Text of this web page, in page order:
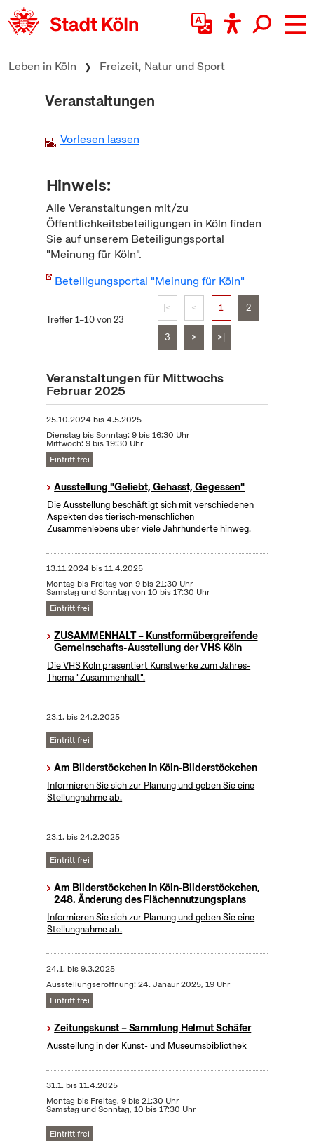
zum Inhalt springen
Leben in Köln Freizeit, Natur und Sport
Veranstaltungen
Vorlesen lassen
Hinweis:
Alle Veranstaltungen mit/zu
Öffentlichkeitsbeteiligungen in Köln finden
Sie auf unserem Beteiligungsportal
"Meinung für Köln".
Beteiligungsportal "Meinung für Köln"
Treffer 1–10 von 23
|< < 1 2
3 > >|
Veranstaltungen für Mittwochs
Februar 2025
25.10.2024 bis4.5.2025
Dienstag bis Sonntag: 9 bis 16:30 Uhr
Mittwoch: 9 bis 19:30 Uhr
Eintritt frei
Ausstellung "Geliebt, Gehasst, Gegessen"
Die Ausstellung beschäftigt sich mit verschiedenen
Aspekten des tierisch-menschlichen
Zusammenlebens über viele Jahrhunderte hinweg.
13.11.2024 bis11.4.2025
Montag bis Freitag von 9 bis 21:30 Uhr
Samstag und Sonntag von 10 bis 17:30 Uhr
Eintritt frei
ZUSAMMENHALT – Kunstformübergreifende
Gemeinschafts-Ausstellung der VHS Köln
Die VHS Köln präsentiert Kunstwerke zum Jahres-
Thema "Zusammenhalt".
23.1. bis24.2.2025
Eintritt frei
Am Bilderstöckchen in Köln-Bilderstöckchen
Informieren Sie sich zur Planung und geben Sie eine
Stellungnahme ab.
23.1. bis24.2.2025
Eintritt frei
Am Bilderstöckchen in Köln-Bilderstöckchen,
248. Änderung des Flächennutzungsplans
Informieren Sie sich zur Planung und geben Sie eine
Stellungnahme ab.
24.1. bis9.3.2025
Ausstellungseröffnung: 24. Janaur 2025, 19 Uhr
Eintritt frei
Zeitungskunst – Sammlung Helmut Schäfer
Ausstellung in der Kunst- und Museumsbibliothek
31.1. bis11.4.2025
Montag bis Freitag, 9 bis 21:30 Uhr
Samstag und Sonntag, 10 bis 17:30 Uhr
Eintritt frei